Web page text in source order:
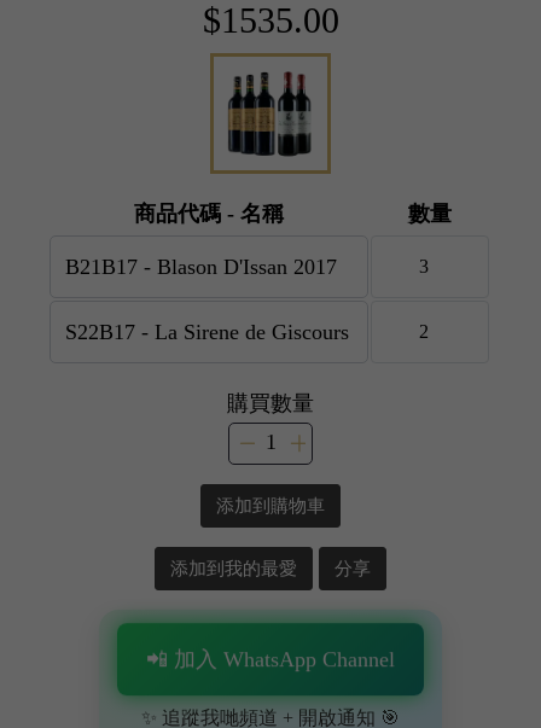
$1535.00
商品代碼 - 名稱 數量
購買數量
添加到購物車
添加到我的最愛 分享
📲 加入 WhatsApp Channel
✨ 追蹤我哋頻道 + 開啟通知 🎯